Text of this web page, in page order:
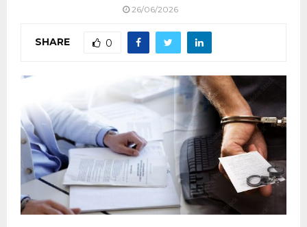
26/06/2026
SHARE 0